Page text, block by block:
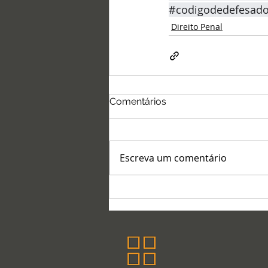
Direito Penal
Comentários
Escreva um comentário